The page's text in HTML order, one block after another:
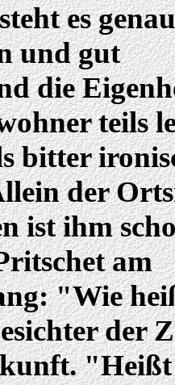
es genau
und gut
die
teils
bitter
der
ist ihm
am
"Wie
der